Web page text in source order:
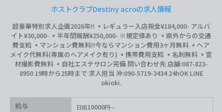
ホストクラブDestiny acroの求人情報
超豪華特別求人企画2026年‼︎ ▪️レギュラー入店祝金¥184,000- アルバ
イト¥30,000- ▪️半年間報酬¥250,000- ※規定値あり ▪️県外からの交通
費支給 ▪️マンション費無料‼︎今ならマンション費用3ヶ月無料 ▪️ヘア
メイク代無料(専属のヘアメイク有り) ▪️携帯費用支給 ▪️名刺無料 ▪️宣
材撮影費無料 ▪️自社エステサロン完備 問い合わせ先 店舗:087-823-
8950 19時から25時まで 求人担当 沖:090-5719-3434 24hOK LINE
okioki.
給与 日給10000円